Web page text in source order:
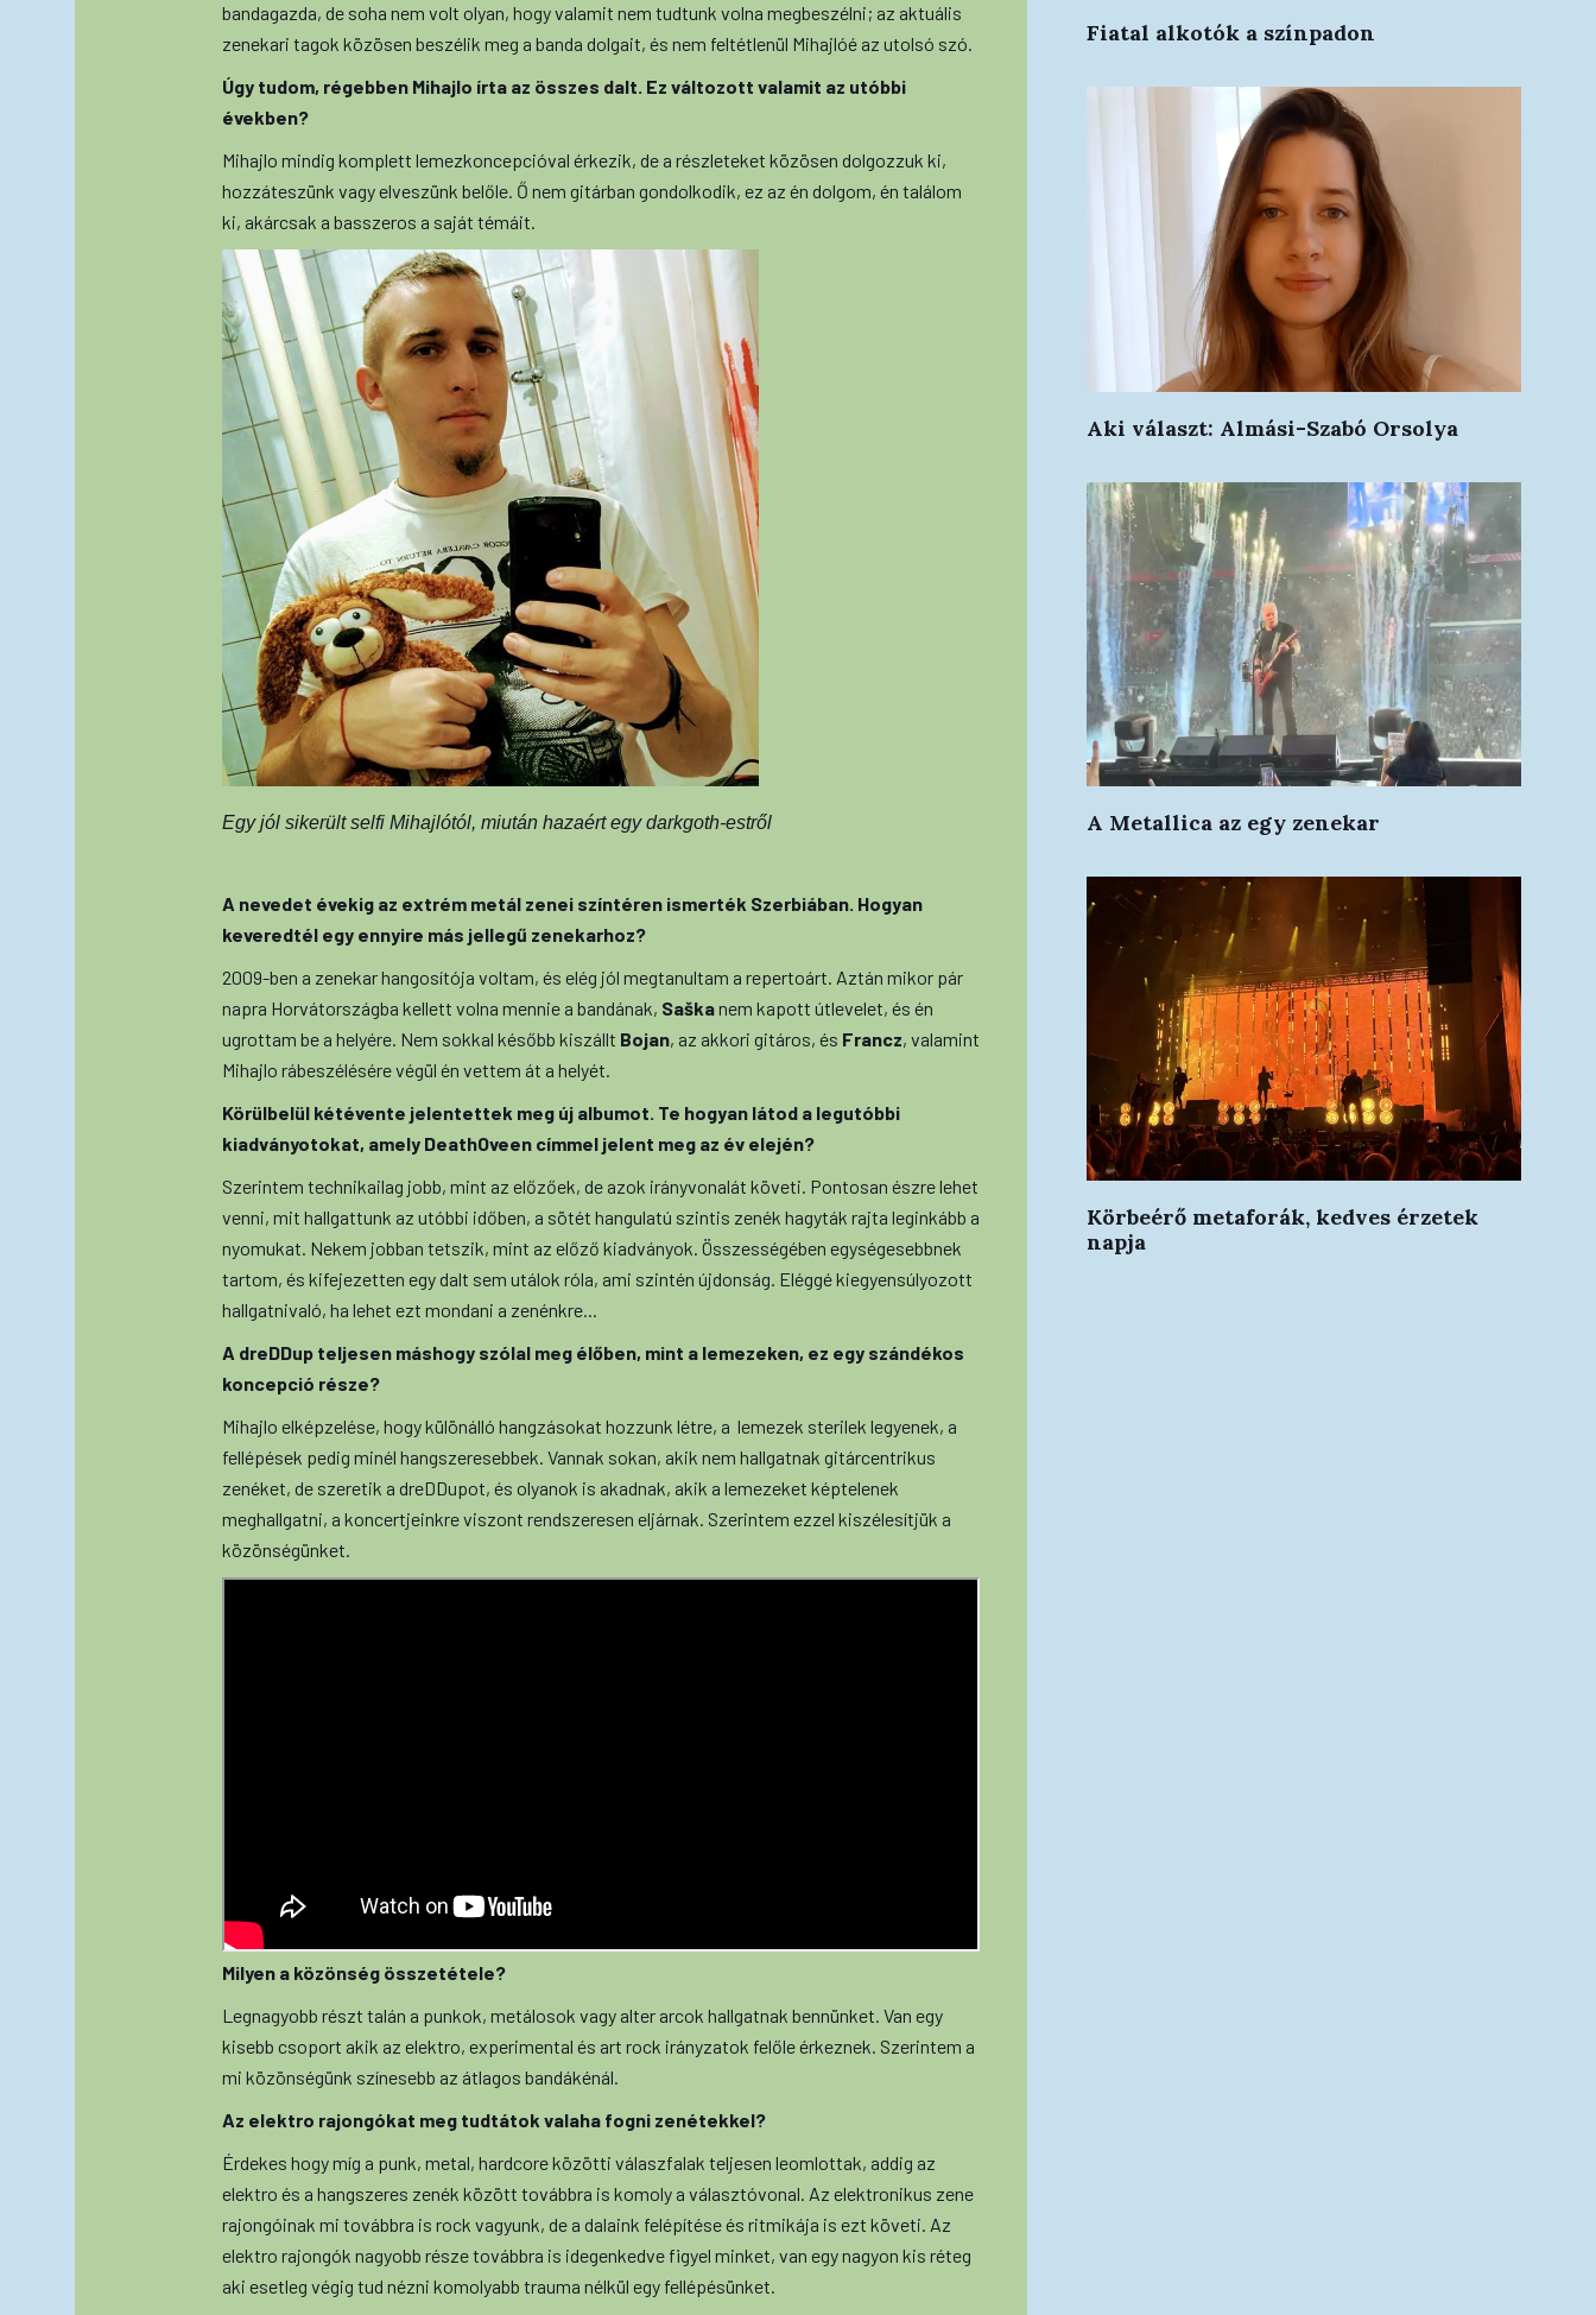
bandagazda, de soha nem volt olyan, hogy valamit nem tudtunk volna megbeszélni; az aktuális
zenekari tagok közösen beszélik meg a banda dolgait, és nem feltétlenül Mihajlóé az utolsó szó.
Úgy tudom, régebben Mihajlo írta az összes dalt. Ez változott valamit az utóbbi
években?
Mihajlo mindig komplett lemezkoncepcióval érkezik, de a részleteket közösen dolgozzuk ki,
hozzáteszünk vagy elveszünk belőle. Ő nem gitárban gondolkodik, ez az én dolgom, én találom
ki, akárcsak a basszeros a saját témáit.
Egy jól sikerült selfi Mihajlótól, miután hazaért egy darkgoth-estről
A nevedet évekig az extrém metál zenei színtéren ismerték Szerbiában. Hogyan
keveredtél egy ennyire más jellegű zenekarhoz?
2009-ben a zenekar hangosítója voltam, és elég jól megtanultam a repertoárt. Aztán mikor pár
napra Horvátországba kellett volna mennie a bandának, Saškanem kapott útlevelet, és én
ugrottam be a helyére. Nem sokkal később kiszállt Bojan, az akkori gitáros, és Francz, valamint
Mihajlo rábeszélésére végül én vettem át a helyét.
Körülbelül kétévente jelentettek meg új albumot. Te hogyan látod a legutóbbi
kiadványotokat, amely DeathOveen címmel jelent meg az év elején?
Szerintem technikailag jobb, mint az előzőek, de azok irányvonalát követi. Pontosan észre lehet
venni, mit hallgattunk az utóbbi időben, a sötét hangulatú szintis zenék hagyták rajta leginkább a
nyomukat. Nekem jobban tetszik, mint az előző kiadványok. Összességében egységesebbnek
tartom, és kifejezetten egy dalt sem utálok róla, ami szintén újdonság. Eléggé kiegyensúlyozott
hallgatnivaló, ha lehet ezt mondani a zenénkre...
A dreDDup teljesen máshogy szólal meg élőben, mint a lemezeken, ez egy szándékos
koncepció része?
Mihajlo elképzelése, hogy különálló hangzásokat hozzunk létre, a lemezek sterilek legyenek, a
fellépések pedig minél hangszeresebbek. Vannak sokan, akik nem hallgatnak gitárcentrikus
zenéket, de szeretik a dreDDupot, és olyanok is akadnak, akik a lemezeket képtelenek
meghallgatni, a koncertjeinkre viszont rendszeresen eljárnak. Szerintem ezzel kiszélesítjük a
közönségünket.
Milyen a közönség összetétele?
Legnagyobb részt talán a punkok, metálosok vagy alter arcok hallgatnak bennünket. Van egy
kisebb csoport akik az elektro, experimental és art rock irányzatok felőle érkeznek. Szerintem a
mi közönségünk színesebb az átlagos bandákénál.
Az elektro rajongókat meg tudtátok valaha fogni zenétekkel?
Érdekes hogy míg a punk, metal, hardcore közötti válaszfalak teljesen leomlottak, addig az
elektro és a hangszeres zenék között továbbra is komoly a választóvonal. Az elektronikus zene
rajongóinak mi továbbra is rock vagyunk, de a dalaink felépítése és ritmikája is ezt követi. Az
elektro rajongók nagyobb része továbbra is idegenkedve figyel minket, van egy nagyon kis réteg
aki esetleg végig tud nézni komolyabb trauma nélkül egy fellépésünket.
Fiatal alkotók a színpadon
Aki választ: Almási-Szabó Orsolya
A Metallica az egy zenekar
Körbeérő metaforák, kedves érzetek
napja